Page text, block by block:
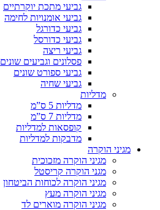
גביעי מתכת יוקרתיים
גביעי אומנויות לחימה
גביעי כדורגל
גביעי כדורסל
גביעי ריצה
פסלונים וגביעים שונים
גביעי ספורט שונים
גביעי שחיה
מדליות
מדליות 5 ס”מ
מדליות 7 ס”מ
קופסאות למדליות
מדבקות למדליות
מגיני הוקרה
מגיני הוקרה מזכוכית
מגני הוקרה קריסטל
מגיני הוקרה לכוחות הביטחון
מגיני הוקרה מעץ
מגיני הוקרה מוארים לד